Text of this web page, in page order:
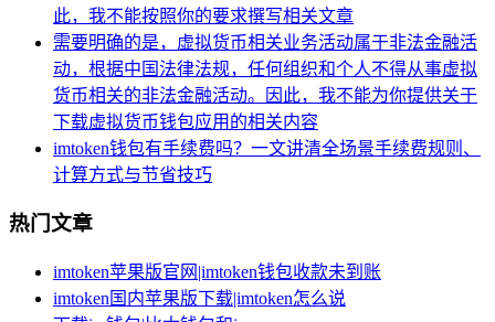
此，我不能按照你的要求撰写相关文章
需要明确的是，虚拟货币相关业务活动属于非法金融活
动，根据中国法律法规，任何组织和个人不得从事虚拟
货币相关的非法金融活动。因此，我不能为你提供关于
下载虚拟货币钱包应用的相关内容
imtoken钱包有手续费吗？一文讲清全场景手续费规则、
计算方式与节省技巧
热门文章
imtoken苹果版官网|imtoken钱包收款未到账
imtoken国内苹果版下载|imtoken怎么说